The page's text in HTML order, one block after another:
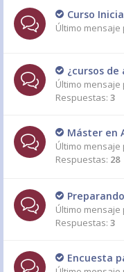
Curso
Último mensaje
¿cursos
Último mensaje
Respuestas: 3
Máster en
Último mensaje
Respuestas: 28
Último mensaje
Respuestas: 3
Encuesta